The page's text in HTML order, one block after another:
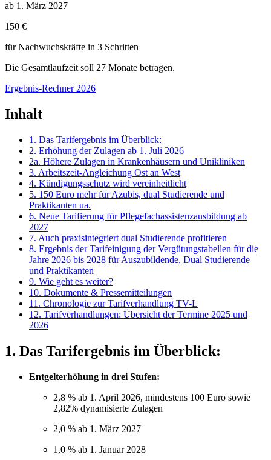
ab 1. März 2027
150 €
für Nachwuchskräfte in 3 Schritten
Die Gesamtlaufzeit soll 27 Monate betragen.
Ergebnis-Rechner 2026
Inhalt
1. Das Tarifergebnis im Überblick:
2. Erhöhung der Zulagen ab 1. Juli 2026
2a. Höhere Zulagen in Krankenhäusern und Unikliniken
3. Arbeitszeit-Angleichung Ost an West
4. Kündigungsschutz wird vereinheitlicht
5. 150 Euro mehr für Azubis, dual Studierende und
Praktikanten ua.
6. Neue Tarifierung für Pflegefachassistenzausbildung ab
2027
7. Auch praxisintegriert dual Studierende profitieren
8. Ergebnis der Tarifeinigung der Vergütungstabellen für die
Jahre 2026 bis 2028 für Auszubildende, Dual Studierende
und Praktikanten
9. Wie geht es weiter?
10. Dokumente & Pressemitteilungen
11. Chronologie zur Tarifverhandlung TV-L
12. Tarifverhandlungen: Übersicht der Termine 2025 und
2026
1. Das Tarifergebnis im Überblick:
Entgelterhöhung in drei Stufen:
2,8 % ab 1. April 2026, mindestens 100 Euro sowie
2,82% dynamisierte Zulagen
2,0 % ab 1. März 2027
1,0 % ab 1. Januar 2028